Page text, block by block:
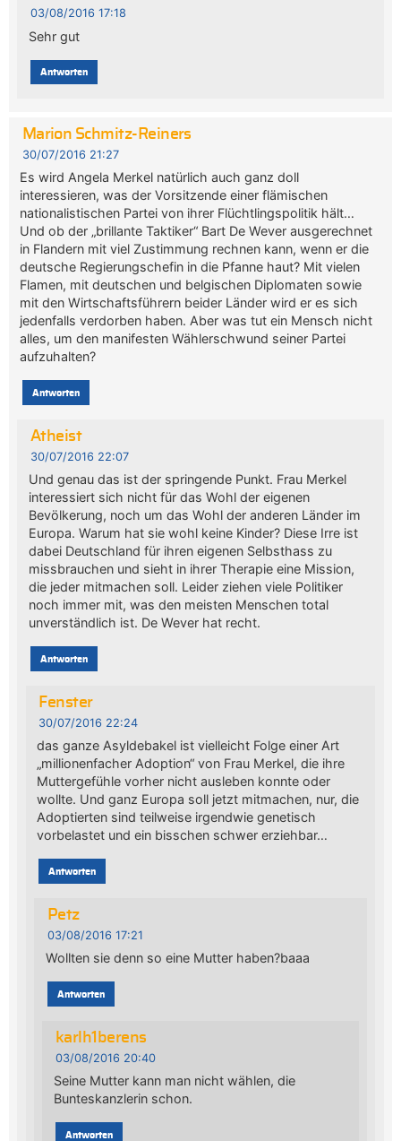
03/08/2016 17:18
Sehr gut
Antworten
Marion Schmitz-Reiners
30/07/2016 21:27
Es wird Angela Merkel natürlich auch ganz doll
interessieren, was der Vorsitzende einer flämischen
nationalistischen Partei von ihrer Flüchtlingspolitik hält…
Und ob der „brillante Taktiker“ Bart De Wever ausgerechnet
in Flandern mit viel Zustimmung rechnen kann, wenn er die
deutsche Regierungschefin in die Pfanne haut? Mit vielen
Flamen, mit deutschen und belgischen Diplomaten sowie
mit den Wirtschaftsführern beider Länder wird er es sich
jedenfalls verdorben haben. Aber was tut ein Mensch nicht
alles, um den manifesten Wählerschwund seiner Partei
aufzuhalten?
Antworten
Atheist
30/07/2016 22:07
Und genau das ist der springende Punkt. Frau Merkel
interessiert sich nicht für das Wohl der eigenen
Bevölkerung, noch um das Wohl der anderen Länder im
Europa. Warum hat sie wohl keine Kinder? Diese Irre ist
dabei Deutschland für ihren eigenen Selbsthass zu
missbrauchen und sieht in ihrer Therapie eine Mission,
die jeder mitmachen soll. Leider ziehen viele Politiker
noch immer mit, was den meisten Menschen total
unverständlich ist. De Wever hat recht.
Antworten
Fenster
30/07/2016 22:24
das ganze Asyldebakel ist vielleicht Folge einer Art
„millionenfacher Adoption“ von Frau Merkel, die ihre
Muttergefühle vorher nicht ausleben konnte oder
wollte. Und ganz Europa soll jetzt mitmachen, nur, die
Adoptierten sind teilweise irgendwie genetisch
vorbelastet und ein bisschen schwer erziehbar…
Antworten
Petz
03/08/2016 17:21
Wollten sie denn so eine Mutter haben?baaa
Antworten
karlh1berens
03/08/2016 20:40
Seine Mutter kann man nicht wählen, die
Bunteskanzlerin schon.
Antworten